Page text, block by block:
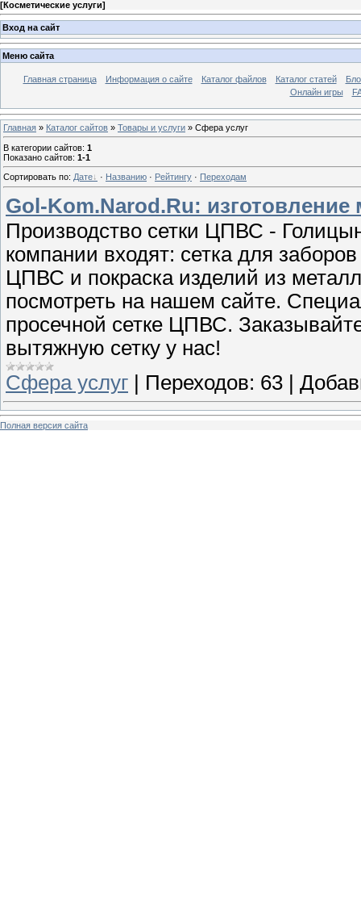
[Косметические услуги]
Вход на сайт
Меню сайта
Главная страница Информация о сайте Каталог файлов Каталог статей
Онлайн игры
Главная » Каталог сайтов » Товары и услуги » Cфера услуг
В категории сайтов: 1
Показано сайтов: 1-1
Сортировать по: Дате · Названию · Рейтингу · Переходам
Gol-Kom.Narod.Ru: изготовление
Производство сетки ЦПВС -
компании входят: сетка для
ЦПВС и покраска изделий из
посмотреть на нашем сайте.
просечной сетке ЦПВС.
вытяжную сетку у нас!
Cфера услуг
Переходов: 63
Полная версия сайта